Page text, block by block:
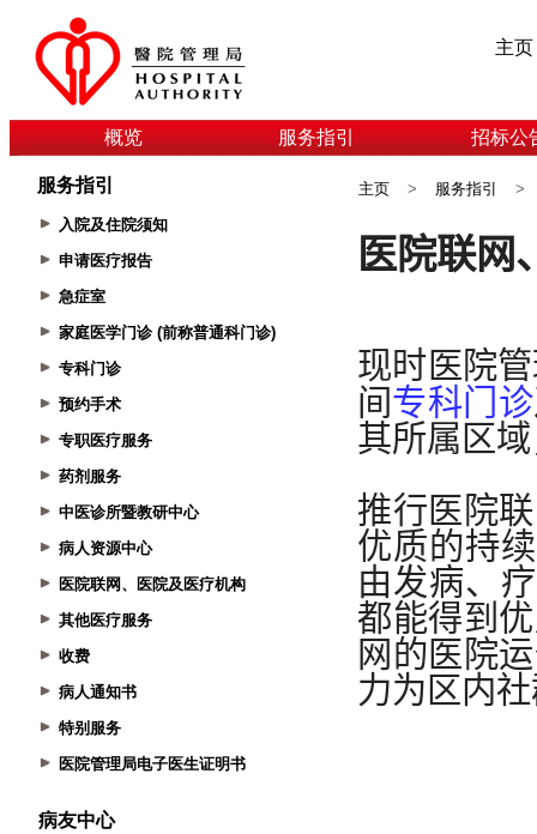
主页
概览 服务指引 招标公
服务指引
入院及住院须知
申请医疗报告
急症室
家庭医学门诊 (前称普通科门诊)
专科门诊
预约手术
专职医疗服务
药剂服务
中医诊所暨教研中心
病人资源中心
医院联网、医院及医疗机构
其他医疗服务
收费
病人通知书
特别服务
医院管理局电子医生证明书
病友中心
主页 > 服务指引 >